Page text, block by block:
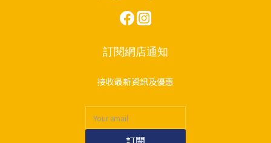
訂閱網店通知
接收最新資訊及優惠